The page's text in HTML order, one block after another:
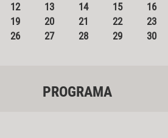
12 13 14 15 16
19 20 21 22 23
26 27 28 29 30
PROGRAMA